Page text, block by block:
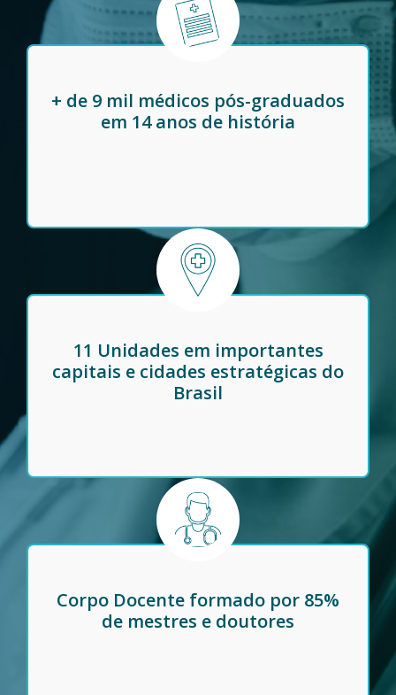
+ de 9 mil médicos pós-graduados
em 14 anos de história
11 Unidades em importantes
capitais e cidades estratégicas do
Brasil
Corpo Docente formado por 85%
de mestres e doutores